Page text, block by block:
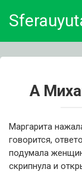
А
Маргарита
говорится,
подумала
скрипнула и